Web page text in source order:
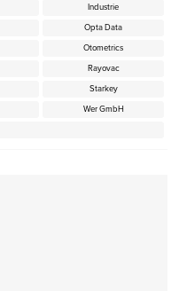
Industrie
Opta Data
Otometrics
Rayovac
Starkey
Wer GmbH